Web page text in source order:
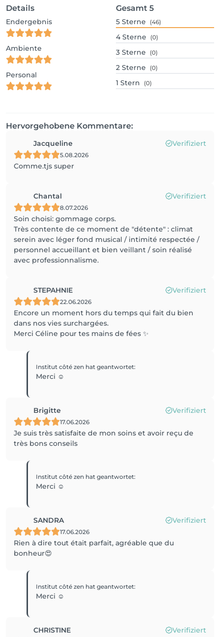
Details
Endergebnis
Ambiente
Personal
Gesamt 5
5 Sterne (46)
4 Sterne (0)
3 Sterne (0)
2 Sterne (0)
1 Stern (0)
Hervorgehobene Kommentare:
Jacqueline Verifiziert
5.08.2026
Comme.tjs super
Chantal Verifiziert
8.07.2026
Soin choisi: gommage corps.
Très contente de ce moment de "détente" : climat
serein avec léger fond musical / intimité respectée /
personnel accueillant et bien veillant / soin réalisé
avec professionnalisme.
STEPAHNIE Verifiziert
22.06.2026
Encore un moment hors du temps qui fait du bien
dans nos vies surchargées.
Merci Céline pour tes mains de fées ✨️
Institut côté zen hat geantwortet:
Merci ☺️
Brigitte Verifiziert
17.06.2026
Je suis très satisfaite de mon soins et avoir reçu de
très bons conseils
Institut côté zen hat geantwortet:
Merci ☺️
SANDRA Verifiziert
17.06.2026
Rien à dire tout était parfait, agréable que du
bonheur😍
Institut côté zen hat geantwortet:
Merci ☺️
CHRISTINE Verifiziert